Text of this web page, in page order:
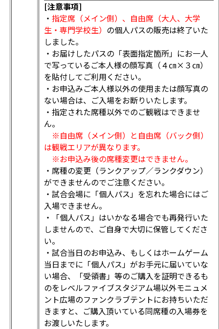
[注意事項]
・ 指定席（メイン側）、自由席（大人、大学
生・専門学校生） の個人パスの販売は終了いた
しました。
・お届けしたパスの「表面指定箇所」にお一人
で写っているご本人様の顔写真（４㎝×３㎝）
を貼付してご利用ください。
・お申込みご本人様以外の使用または顔写真の
ない場合は、ご入場をお断りいたします。
・指定された席種以外でのご観戦はできませ
ん。
※自由席（メイン側）と自由席（バック側）
は観戦エリアが異なります。
※お申込み後の席種変更はできません。
・席種の変更（ランクアップ／ランクダウン）
ができませんのでご注意ください。
・試合会場に「個人パス」を忘れた場合にはご
入場できません。
・「個人パス」はいかなる場合でも再発行いた
しませんので、ご自身で大切に保管してくださ
い。
・試合当日のお申込み、もしくはホームゲーム
当日までに「個人パス」がお手元に届いていな
い場合、「受領書」等のご購入を証明できるも
のをレベルファイブスタジアム場以外モニュメ
ント広場のファンクラブテントにお持ちいただ
きますと、ご購入頂いている同席種の入場券を
お渡しいたします。